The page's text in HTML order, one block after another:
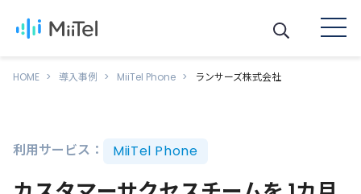
HOME 導入事例 MiiTel Phone ランサーズ株式会社
利用サービス： MiiTel Phone